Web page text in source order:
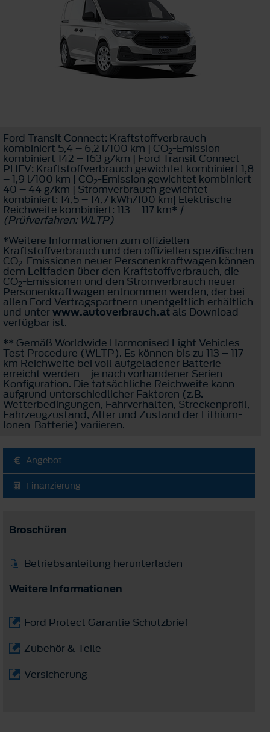
Ford Transit Connect: Kraftstoffverbrauch
kombiniert 5,4 – 6,2 l/100 km | CO2-Emission
kombiniert 142 – 163 g/km | Ford Transit Connect
PHEV: Kraftstoffverbrauch gewichtet kombiniert 1,8
– 1,9 l/100 km | CO2-Emission gewichtet kombiniert
40 – 44 g/km | Stromverbrauch gewichtet
kombiniert: 14,5 – 14,7 kWh/100 km| Elektrische
Reichweite kombiniert: 113 – 117 km* |
(Prüfverfahren: WLTP)
*Weitere Informationen zum offiziellen
Kraftstoffverbrauch und den offiziellen spezifischen
CO2-Emissionen neuer Personenkraftwagen können
dem Leitfaden über den Kraftstoffverbrauch, die
CO2-Emissionen und den Stromverbrauch neuer
Personenkraftwagen entnommen werden, der bei
allen Ford Vertragspartnern unentgeltlich erhältlich
und unterwww.autoverbrauch.atals Download
verfügbar ist.
** Gemäß Worldwide Harmonised Light Vehicles
Test Procedure (WLTP). Es können bis zu 113 – 117
km Reichweite bei voll aufgeladener Batterie
erreicht werden – je nach vorhandener Serien-
Konfiguration. Die tatsächliche Reichweite kann
aufgrund unterschiedlicher Faktoren (z.B.
Wetterbedingungen, Fahrverhalten, Streckenprofil,
Fahrzeugzustand, Alter und Zustand der Lithium-
Ionen-Batterie) variieren.
Angebot
Finanzierung
Broschüren
Betriebsanleitung herunterladen
Weitere Informationen
Ford Protect Garantie Schutzbrief
Zubehör & Teile
Versicherung